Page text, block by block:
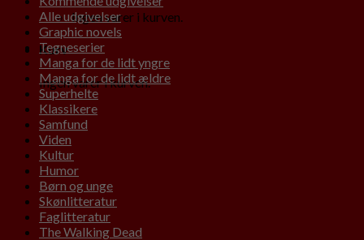
Ingen varer i kurven.
Kurv
Ingen varer i kurven.
Alle udgivelser
Graphic novels
Tegneserier
Manga for de lidt yngre
Manga for de lidt ældre
Superhelte
Klassikere
Samfund
Viden
Kultur
Humor
Børn og unge
Skønlitteratur
Faglitteratur
The Walking Dead